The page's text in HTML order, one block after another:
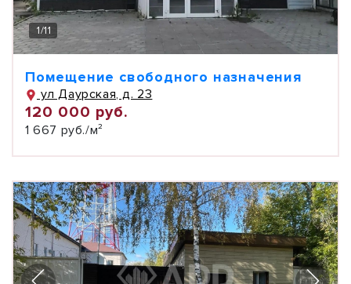
1/11
Помещение свободного назначения
ул Даурская, д. 23
120 000 руб.
1 667 руб./м²